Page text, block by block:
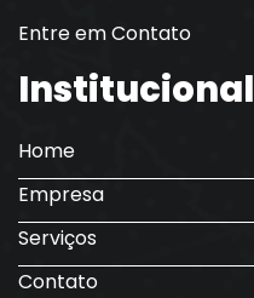
Entre em Contato
Institucional
Home
Empresa
Serviços
Contato